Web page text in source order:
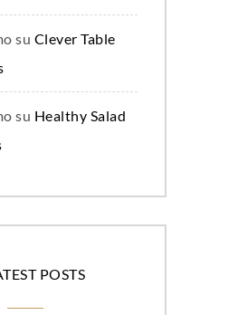
su Clever Table
su Healthy Salad
POSTS